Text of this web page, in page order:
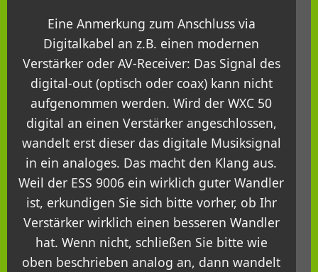
Eine Anmerkung zum Anschluss via
Digitalkabel an z.B. einen modernen
Verstärker oder AV-Receiver: Das Signal des
digital-out (optisch oder coax) kann nicht
aufgenommen werden. Wird der WXC 50
digital an einen Verstärker angeschlossen,
wandelt erst dieser das digitale Musiksignal
in ein analoges. Das macht den Klang aus.
Weil der ESS 9006 ein wirklich guter Wandler
ist, erkundigen Sie sich bitte vorher, ob Ihr
Verstärker wirklich einen besseren Wandler
hat. Wenn nicht, schließen Sie bitte wie
oben beschrieben analog an, dann wandelt